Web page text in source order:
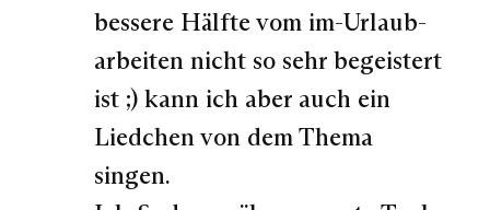
bessere Hälfte vom im-Urlaub-
arbeiten nicht so sehr begeistert
ist ;) kann ich aber auch ein
Liedchen von dem Thema
singen.